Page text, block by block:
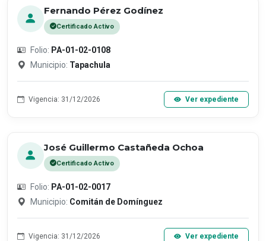
Fernando Pérez Godínez
Certificado Activo
Folio: PA-01-02-0108
Municipio: Tapachula
Vigencia: 31/12/2026 Ver expediente
José Guillermo Castañeda Ochoa
Certificado Activo
Folio: PA-01-02-0017
Municipio: Comitán de Domínguez
Vigencia: 31/12/2026 Ver expediente